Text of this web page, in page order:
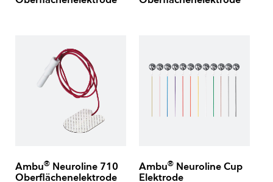
Ambu®Neuroline 710
Oberflächenelektrode
Ambu®Neuroline Cup
Elektrode